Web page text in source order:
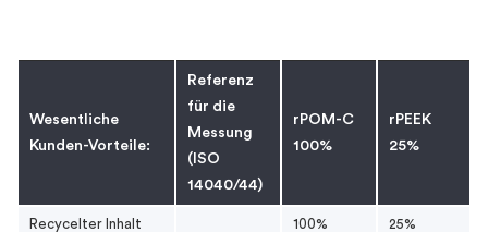
Wesentliche
Kunden-Vorteile:
Referenz
für die
Messung
(ISO
14040/44)
rPOM-C
100%
rPEEK
25%
Recycelter Inhalt 100% 25%